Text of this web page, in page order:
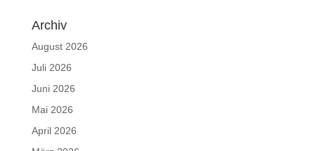
Archiv
August 2026
Juli 2026
Juni 2026
Mai 2026
April 2026